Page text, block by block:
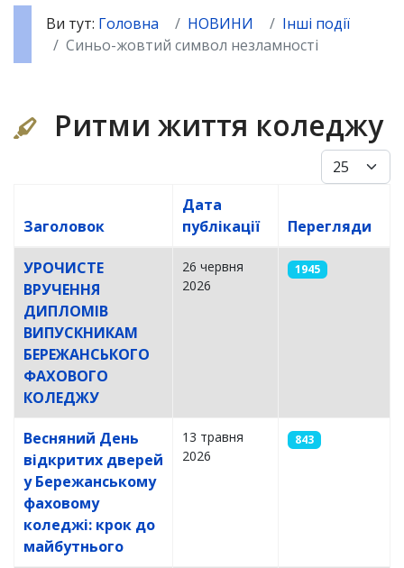
Ви тут: Головна НОВИНИ
Інші події
Синьо-жовтий символ незламності
Ритми життя коледжу
Показувати
Заголовок
Дата
публікації
Перегляди
УРОЧИСТЕ
ВРУЧЕННЯ
ДИПЛОМІВ
ВИПУСКНИКАМ
БЕРЕЖАНСЬКОГО
ФАХОВОГО
КОЛЕДЖУ
26 червня
2026
1945
Весняний День
відкритих дверей
у Бережанському
фаховому
коледжі: крок до
майбутнього
13 травня
2026
843